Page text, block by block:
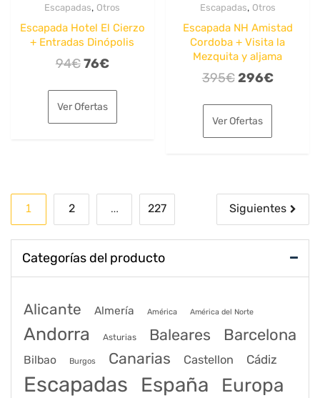
Escapadas, Otros
Escapada Hotel El Cierzo
+ Entradas Dinópolis
94€El
original
era:
76€El
es:
Ver Ofertas
Escapadas, Otros
Escapada NH Amistad
Cordoba + Visita la
Mezquita y aljama
395€El
original
era:
296€El
Ver Ofertas
Paginación
de
entradas
1 2 … 227 Siguientes
Categorías del producto
Alicante Almería América América del Norte
Andorra Asturias Baleares Barcelona
Bilbao Burgos Canarias Castellon Cádiz
Escapadas España Europa